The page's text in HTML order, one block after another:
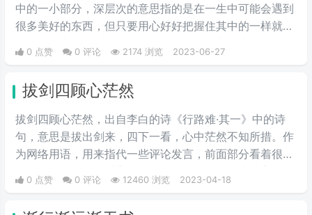
中的一小部分，深层次的意思指的是在一生中可能会遇到
很多美好的东西，但只要用心好好把握住其中的一样就足
子，比喻对爱情忠贞、专一，这里的弱水与女子的柔弱相
0 点赞 0 评论 2174 浏览 2023-06-27
拔剑四顾心茫然
拔剑四顾心茫然，出自李白的诗《行路难·其一》中的诗
句，意思是拔出剑来，四下一看，心中茫然不知所措。作
为网络用语，用来指代一些评论发言，前面部分看着很气
人，看到最后发现对方是在反讽，恍然大悟原来对方是友
军！而我在看前面的时候已经忍不住拔出了剑（准备开
0 点赞 0 评论 12460 浏览 2023-04-18